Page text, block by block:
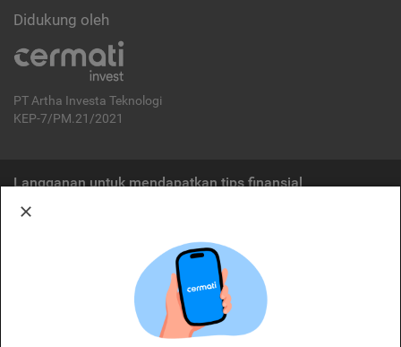
Didukung oleh
PT Artha Investa Teknologi
KEP-7/PM.21/2021
Langganan untuk mendapatkan tips finansial
Cermati merupakan penyelenggara agregasi jasa keuangan yang terdaftar di
OJK. Oleh karena itu, produk dan/atau layanan jasa keuangan yang
ditawarkan bukan merupakan produk dan/atau layanan jasa keuangan yang
diterbitkan oleh Cermati dan Cermati tidak bertanggung jawab atas tuntutan